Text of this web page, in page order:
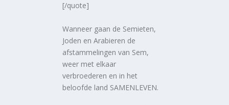
[/quote]
Wanneer gaan de Semieten,
Joden en Arabieren de
afstammelingen van Sem,
weer met elkaar
verbroederen en in het
beloofde land SAMENLEVEN.